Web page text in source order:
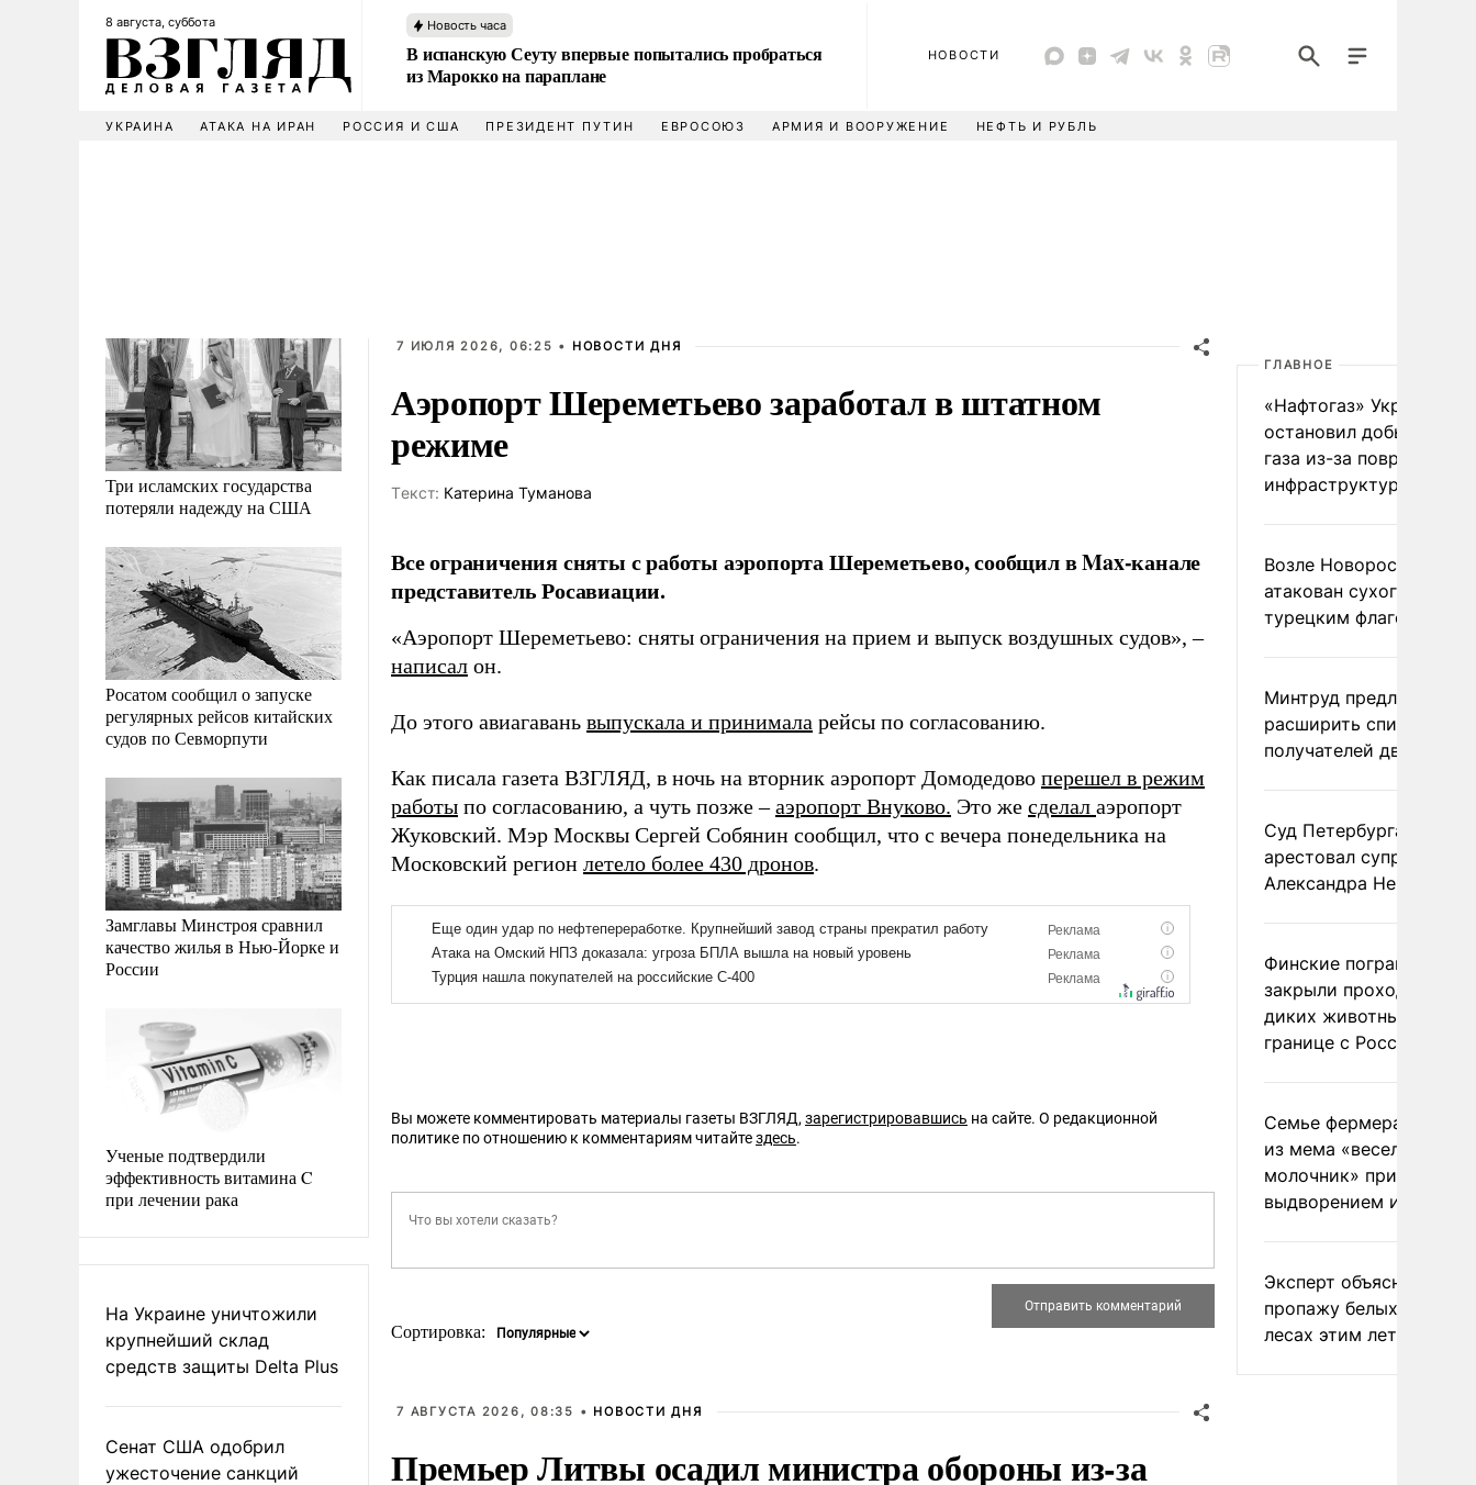
8 августа, суббота Новость часа
В испанскую Сеуту впервые попытались пробраться
из Марокко на параплане
НОВОСТИ
УКРАИНА АТАКА НА ИРАН РОССИЯ И США ПРЕЗИДЕНТ ПУТИН ЕВРОСОЮЗ АРМИЯ И ВООРУЖЕНИЕ НЕФТЬ И РУБЛЬ
Три исламских государства
потеряли надежду на США
Росатом сообщил о запуске
регулярных рейсов китайских
судов по Севморпути
Замглавы Минстроя сравнил
качество жилья в Нью-Йорке и
России
Ученые подтвердили
эффективность витамина C
при лечении рака
На Украине уничтожили
крупнейший склад
средств защиты Delta Plus
Сенат США одобрил
ужесточение санкций
7 ИЮЛЯ 2026, 06:25 • НОВОСТИ ДНЯ
Аэропорт Шереметьево заработал в штатном
режиме
Tекст: Катерина Туманова
Все ограничения сняты с работы аэропорта Шереметьево, сообщил в Max-канале
представитель Росавиации.
«Аэропорт Шереметьево: сняты ограничения на прием и выпуск воздушных судов», –
написал он.
До этого авиагавань выпускала и принимала рейсы по согласованию.
Как писала газета ВЗГЛЯД, в ночь на вторник аэропорт Домодедово перешел в режим
работы по согласованию, а чуть позже –аэропорт Внуково. Это же сделал аэропорт
Жуковский. Мэр Москвы Сергей Собянин сообщил, что с вечера понедельника на
Московский регион летело более 430 дронов.
Вы можете комментировать материалы газеты ВЗГЛЯД, зарегистрировавшись на сайте. О редакционной
политике по отношению к комментариям читайтездесь.
Сортировка:
7 АВГУСТА 2026, 08:35 • НОВОСТИ ДНЯ
Премьер Литвы осадил министра обороны из-за
ГЛАВНОЕ
«Нафтогаз» Украины
остановил добычу
газа из-за повреждения
инфраструктуры
Возле Новороссийска
атакован сухогруз под
турецким флагом
Минтруд предложил
расширить список
получателей двух
Суд Петербурга заочно
арестовал супругу
Александра Невзорова
Финские пограничники
закрыли проходы для
диких животных на
границе с Россией
Семье фермера
из мема «веселый
молочник» пригрозили
выдворением из
Эксперт объяснил
пропажу белых грибов
лесах этим летом